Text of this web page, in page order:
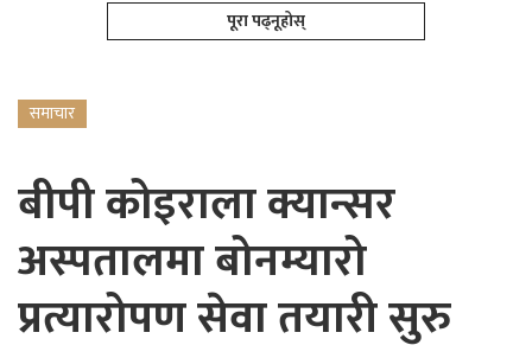
पूरा पढ्नूहोस्
समाचार
बीपी कोइराला क्यान्सर
अस्पतालमा बोनम्यारो
प्रत्यारोपण सेवा तयारी सुरु